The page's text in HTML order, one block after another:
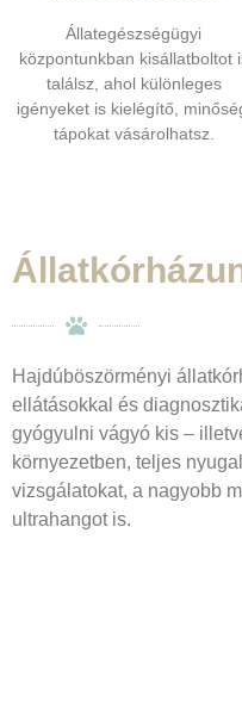
Állategészségügyi
központunkban kisállatboltot
találsz, ahol különleges
igényeket is kielégítő,
tápokat vásárolhatsz.
Hajdúböszörményi
ellátásokkal és
gyógyulni vágyó kis –
környezetben, teljes
vizsgálatokat, a nagyobb
ultrahangot is.